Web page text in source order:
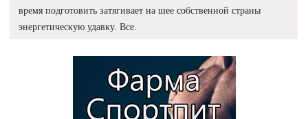
время подготовить затягивает на шее собственной страны
энергетическую удавку. Все.